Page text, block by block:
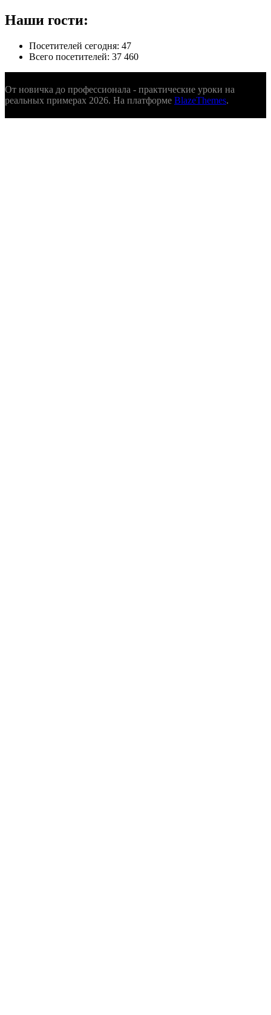
Наши гости:
Посетителей сегодня: 47
Всего посетителей: 37 460
От новичка до профессионала - практические уроки на
реальных примерах 2026. На платформе BlazeThemes.